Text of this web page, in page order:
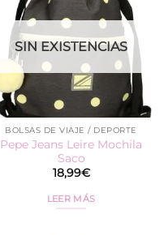
SIN EXISTENCIAS
BOLSAS DE VIAJE / DEPORTE
Pepe Jeans Leire Mochila
Saco
18,99€
LEER MÁS